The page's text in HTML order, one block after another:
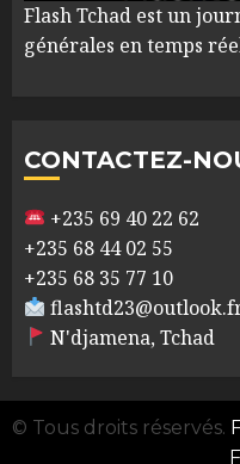
Flash Tchad est un
générales en temps
CONTACTEZ-
+235 69 40 22 62
+235 68 44 02 55
+235 68 35 77 10
N'djamena, Tchad
© Tous droits réservés.